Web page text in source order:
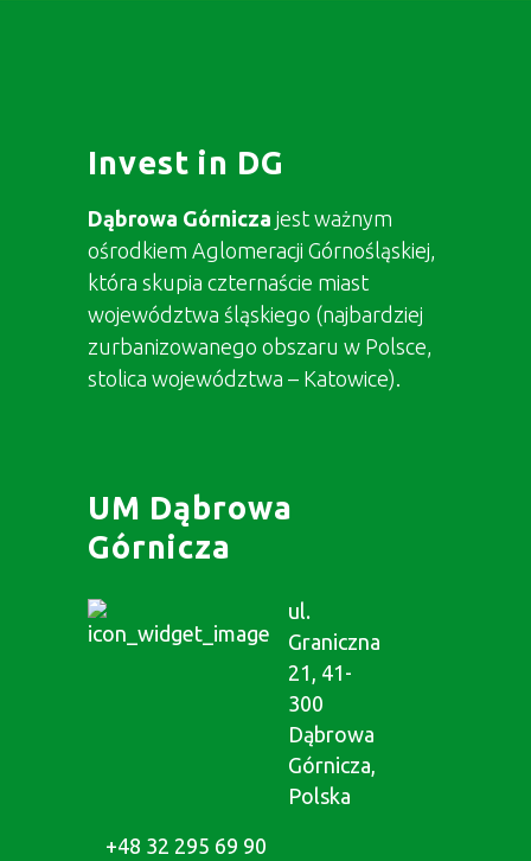
Invest in DG
Dąbrowa Górnicza jest ważnym
ośrodkiem Aglomeracji Górnośląskiej,
która skupia czternaście miast
województwa śląskiego (najbardziej
zurbanizowanego obszaru w Polsce,
stolica województwa – Katowice).
UM Dąbrowa
Górnicza
ul.
Graniczna
21, 41-
300
Dąbrowa
Górnicza,
Polska
+48 32 295 69 90